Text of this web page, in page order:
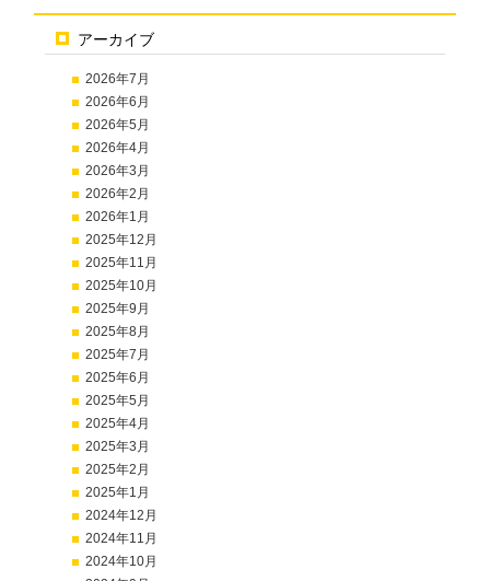
アーカイブ
2026年7月
2026年6月
2026年5月
2026年4月
2026年3月
2026年2月
2026年1月
2025年12月
2025年11月
2025年10月
2025年9月
2025年8月
2025年7月
2025年6月
2025年5月
2025年4月
2025年3月
2025年2月
2025年1月
2024年12月
2024年11月
2024年10月